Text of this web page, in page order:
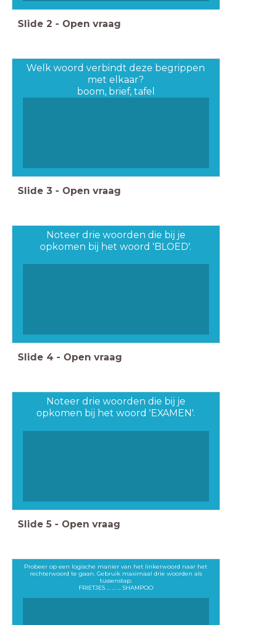
Slide 2 - Open vraag
Welk woord verbindt deze begrippen
met elkaar?
boom, brief, tafel
Slide 3 - Open vraag
Noteer drie woorden die bij je
opkomen bij het woord 'BLOED'.
Slide 4 - Open vraag
Noteer drie woorden die bij je
opkomen bij het woord 'EXAMEN'.
Slide 5 - Open vraag
Probeer op een logische manier van het linkerwoord naar het
rechterwoord te gaan. Gebruik maximaal drie woorden als
tussenstap.
FRIETJES ... ... ... SHAMPOO